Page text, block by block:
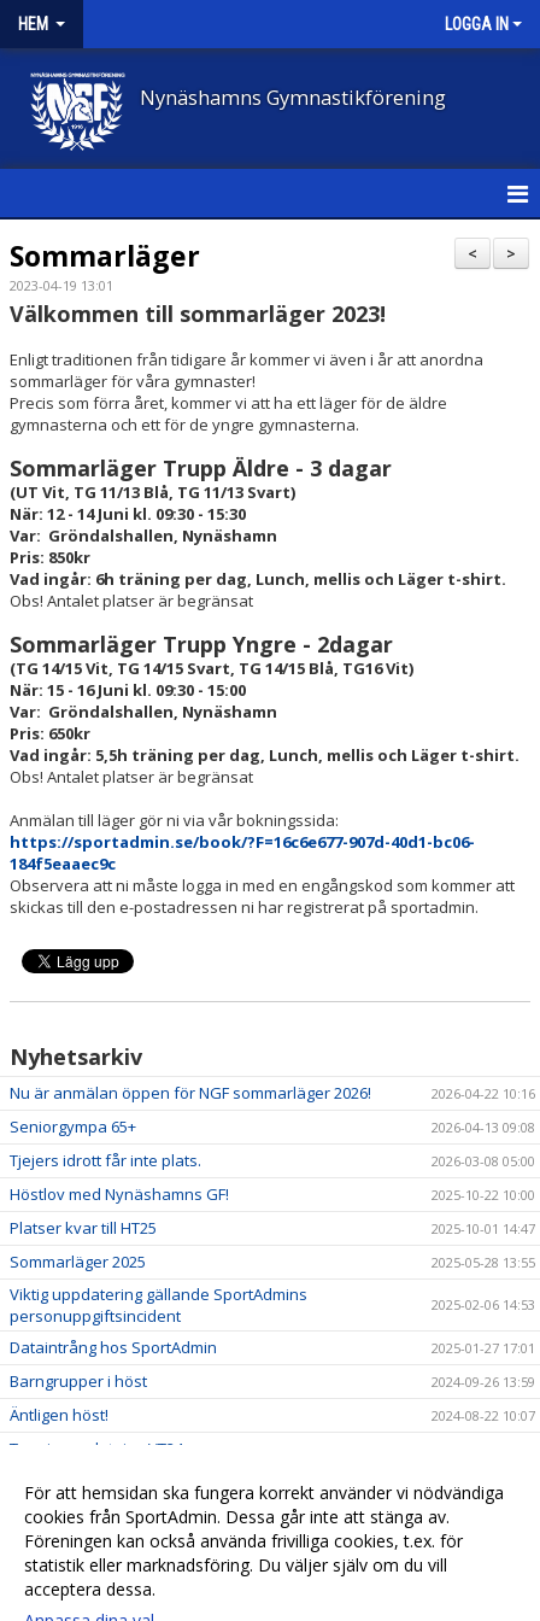
HEM LOGGA IN
Nynäshamns Gymnastikförening
HEM
NYHETER
VÅR VERKSAMHET
BLI LEDARE
KONTAKT
DOKUMENT
>
<
Sommarläger
2023-04-19 13:01
Välkommen till sommarläger 2023!
Enligt traditionen från tidigare år kommer vi även i år att anordna
sommarläger för våra gymnaster!
Precis som förra året, kommer vi att ha ett läger för de äldre
gymnasterna och ett för de yngre gymnasterna.
Sommarläger Trupp Äldre - 3 dagar
(UT Vit, TG 11/13 Blå, TG 11/13 Svart)
När: 12 - 14 Juni kl. 09:30 - 15:30
Var: Gröndalshallen, Nynäshamn
Pris: 850kr
Vad ingår: 6h träning per dag, Lunch, mellis och Läger t-shirt.
Obs! Antalet platser är begränsat
Sommarläger Trupp Yngre - 2dagar
(TG 14/15 Vit, TG 14/15 Svart, TG 14/15 Blå, TG16 Vit)
När: 15 - 16 Juni kl. 09:30 - 15:00
Var: Gröndalshallen, Nynäshamn
Pris: 650kr
Vad ingår: 5,5h träning per dag, Lunch, mellis och Läger t-shirt.
Obs! Antalet platser är begränsat
Anmälan till läger gör ni via vår bokningssida:
https://sportadmin.se/book/?F=16c6e677-907d-40d1-bc06-
184f5eaaec9c
Observera att ni måste logga in med en engångskod som kommer att
skickas till den e-postadressen ni har registrerat på sportadmin.
Nyhetsarkiv
Nu är anmälan öppen för NGF sommarläger 2026! 2026-04-22 10:16
Seniorgympa 65+ 2026-04-13 09:08
Tjejers idrott får inte plats. 2026-03-08 05:00
Höstlov med Nynäshamns GF! 2025-10-22 10:00
Platser kvar till HT25 2025-10-01 14:47
Sommarläger 2025 2025-05-28 13:55
Viktig uppdatering gällande SportAdmins
personuppgiftsincident
2025-02-06 14:53
Dataintrång hos SportAdmin 2025-01-27 17:01
Barngrupper i höst 2024-09-26 13:59
Äntligen höst! 2024-08-22 10:07
Terminsavslutning VT24
Påminnelse årsmöte 2024-01-27 12:29
Sommarläger 2023-04-19 13:01
Juluppvisning Truppgymnastik HT22 2021-12-12 14:18
För att hemsidan ska fungera korrekt använder vi nödvändiga
cookies från SportAdmin. Dessa går inte att stänga av.
Föreningen kan också använda frivilliga cookies, t.ex. för
statistik eller marknadsföring. Du väljer själv om du vill
acceptera dessa.